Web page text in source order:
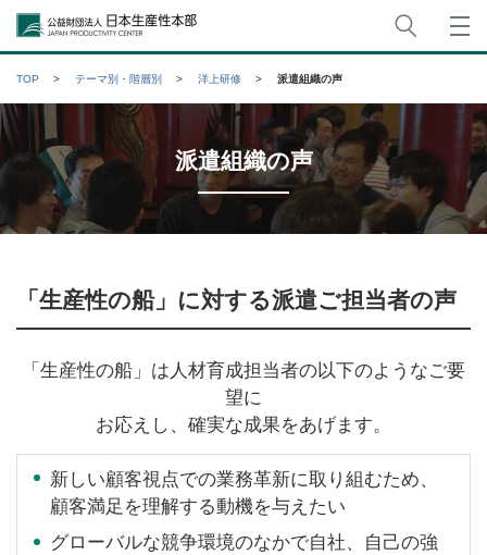
公益財団法人日本生産性本部
TOP テーマ別・階層別 洋上研修 派遣組織の声
派遣組織の声
「生産性の船」に対する派遣ご担当者の声
「生産性の船」は人材育成担当者の以下のようなご要
望に
お応えし、確実な成果をあげます。
新しい顧客視点での業務革新に取り組むため、
顧客満足を理解する動機を与えたい
グローバルな競争環境のなかで自社、自己の強